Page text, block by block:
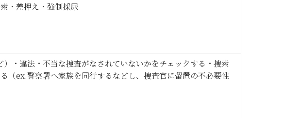
・差押え・強制採尿
・違法・不当な捜査がなされていないかをチェックする・捜索
（ex.警察署へ家族を同行するなどし、捜査官に留置の不必要性